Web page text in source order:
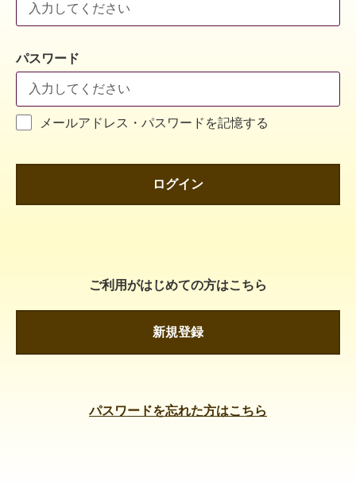
パスワード
メールアドレス・パスワードを記憶する
ログイン
ご利用がはじめての方はこちら
新規登録
パスワードを忘れた方はこちら